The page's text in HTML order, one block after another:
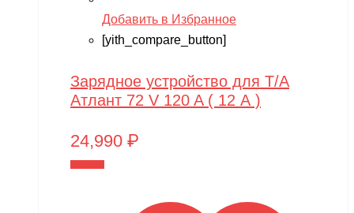
Добавить в Избранное
[yith_compare_button]
Зарядное устройство для Т/А
Атлант 72 V 120 A ( 12 А )
24,990 ₽